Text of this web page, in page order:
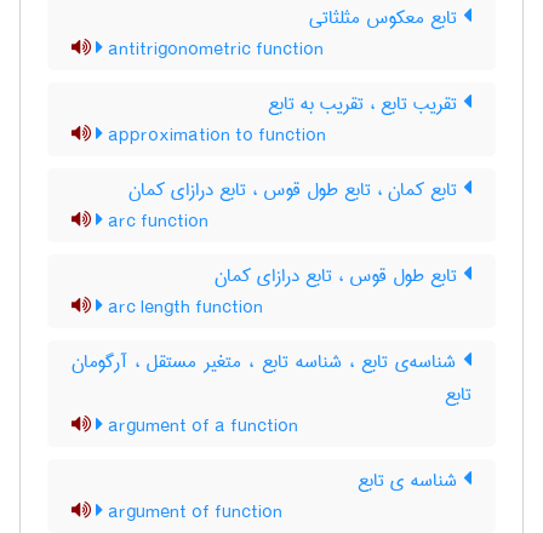
تابع معکوس مثلثاتی
antitrigonometric function
تقریب تابع ، تقریب به تابع
approximation to function
تابع کمان ، تابع طول قوس ، تابع درازای کمان
arc function
تابع طول قوس ، تابع درازای کمان
arc length function
شناسه‌ی تابع ، شناسه تابع ، متغیر مستقل ، آرگومان
تابع
argument of a function
شناسه ی تابع
argument of function